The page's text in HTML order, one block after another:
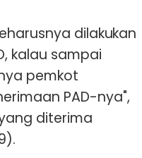
dilakukan
kalau sampai
pemkot
PAD-nya",
diterima